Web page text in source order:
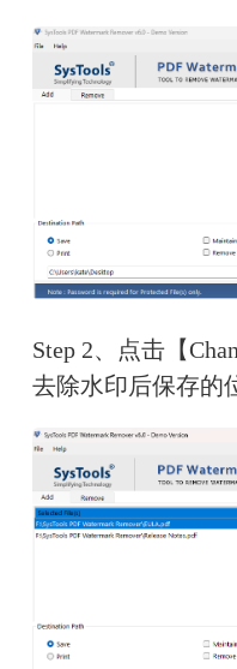
Step 2、点击【
去除水印后保存的